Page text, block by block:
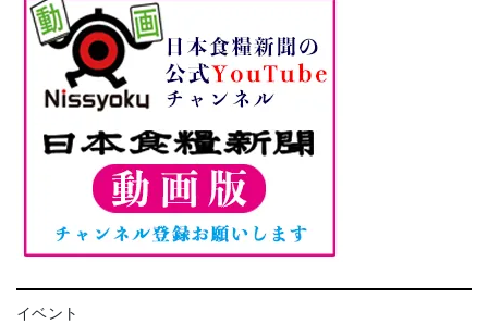
イベント